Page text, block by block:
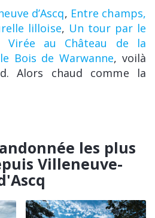
d’Ascq, Entre champs,
lilloise, Un tour par le
Virée au Château de la
Bois de Warwanne, voilà
Alors chaud comme la
les plus
Villeneuve-